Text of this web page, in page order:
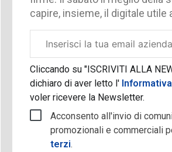
capire, insieme, il digitale utile
aziendale
Cliccando su "ISCRIVITI ALLA
dichiaro di aver letto l'
voler ricevere la Newsletter.
Acconsento all'invio di
promozionali e commerciali
terzi.